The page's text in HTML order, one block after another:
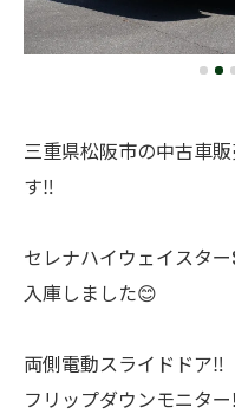
三重県松阪市の中古車
す‼️
セレナハイウェイスタ
入庫しました😊
両側電動スライドドア‼️
フリップダウンモニタ